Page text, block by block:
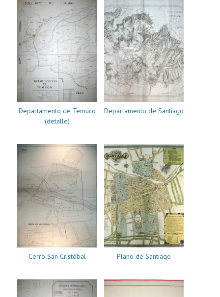
Departamento de Temuco
(detalle)
Departamento de Santiago
Cerro San Cristóbal Plano de Santiago